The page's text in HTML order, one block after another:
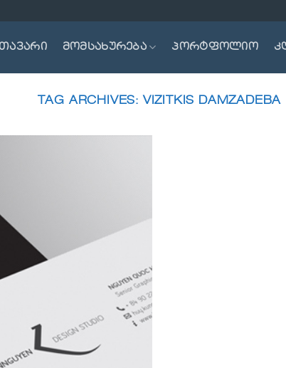
მომსახურება პორტფოლიო
TAG ARCHIVES: VIZITKIS DAMZADEBA